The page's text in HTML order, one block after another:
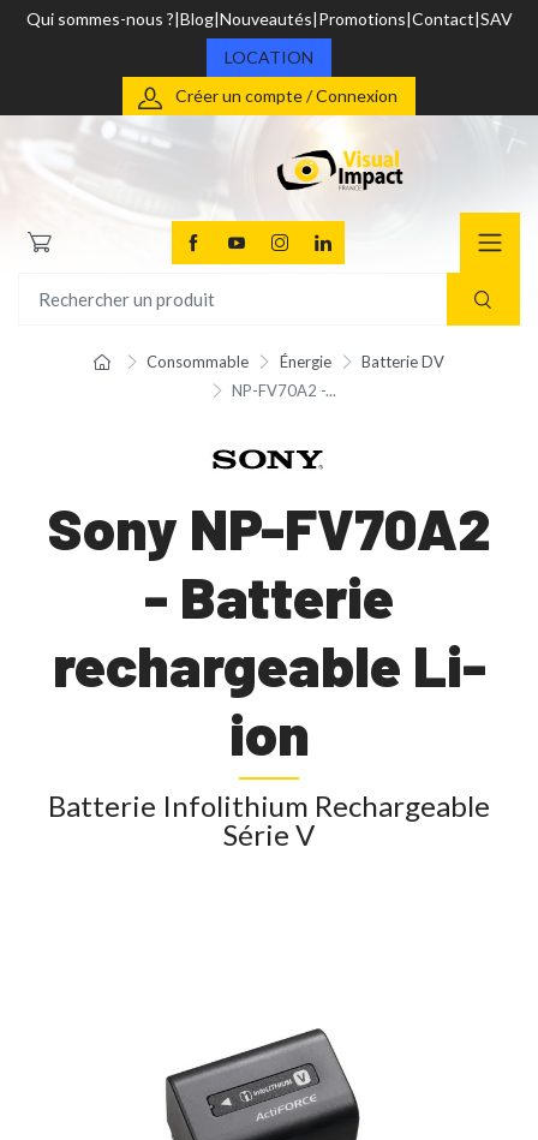
Qui sommes-nous ? Blog Nouveautés Promotions Contact SAV
LOCATION
Créer un compte / Connexion
Consommable Énergie
Batterie DV
NP-FV70A2 -...
Sony NP-FV70A2
- Batterie
rechargeable Li-
ion
Batterie Infolithium Rechargeable
Série V